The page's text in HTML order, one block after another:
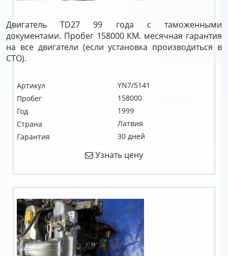
Двигатель TD27 99 года с таможенными
документами. Пробег 158000 КМ. месячная гарантия
на все двигатели (если установка производиться в
СТО).
Артикул
YN7/5141
Пробег
158000
Год
1999
Страна
Латвия
Гарантия
30 дней
Узнать цену